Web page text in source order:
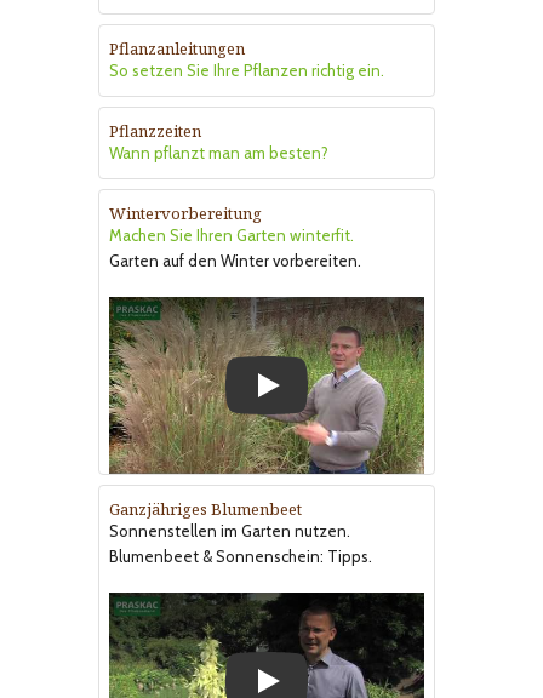
Pflanzanleitungen
So setzen Sie Ihre Pflanzen richtig ein.
Pflanzzeiten
Wann pflanzt man am besten?
Wintervorbereitung
Machen Sie Ihren Garten winterfit.
Garten auf den Winter vorbereiten.
Ganzjähriges Blumenbeet
Sonnenstellen im Garten nutzen.
Blumenbeet & Sonnenschein: Tipps.